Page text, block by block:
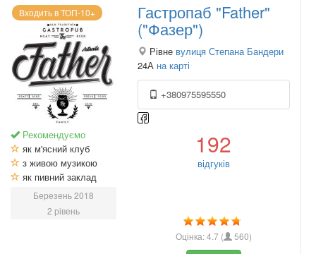
Входить в ТОП-10+
Рекомендуємо
як м'ясний клуб
з живою музикою
як пивний заклад
Березень 2018
2 рівень
Гастропаб "Father"
("Фазер")
Рівне вулиця Степана Бандери
24А на карті
+380975595550
192
відгуків
Оцінка:4.7 ( 560)